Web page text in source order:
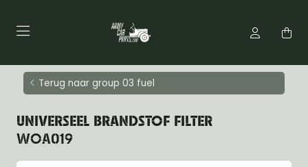
Terug naar group 03 fuel
UNIVERSEEL BRANDSTOF FILTER
WOA019